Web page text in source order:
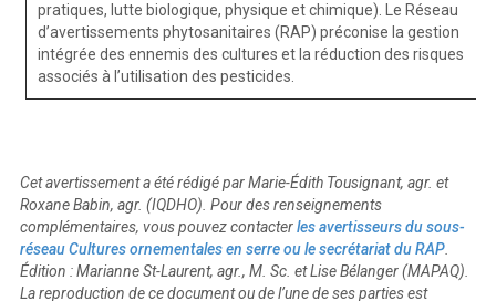
pratiques, lutte biologique, physique et chimique). Le Réseau
d’avertissements phytosanitaires (RAP) préconise la gestion
intégrée des ennemis des cultures et la réduction des risques
associés à l’utilisation des pesticides.
Cet avertissement a été rédigé par Marie-Édith Tousignant, agr. et
Roxane Babin, agr. (IQDHO). Pour des renseignements
complémentaires, vous pouvez contacterles avertisseurs du sous-
réseau Cultures ornementales en serre ou le secrétariat du RAP
Édition : Marianne St-Laurent, agr., M. Sc. et Lise Bélanger (MAPAQ).
La reproduction de ce document ou de l’une de ses parties est